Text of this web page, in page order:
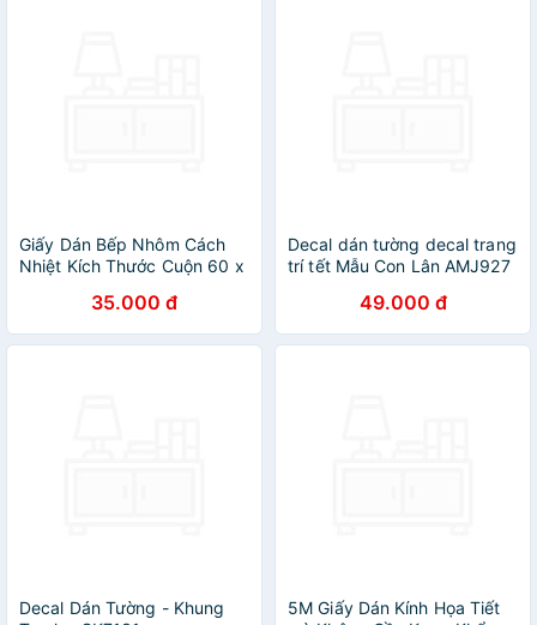
Giấy Dán Bếp Nhôm Cách
Nhiệt Kích Thước Cuộn 60 x
35.000 đ
Decal dán tường decal trang
trí tết Mẫu Con Lân AMJ927
49.000 đ
Decal Dán Tường - Khung
5M Giấy Dán Kính Họa Tiết